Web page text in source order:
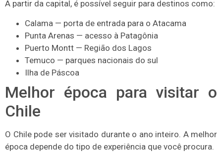
A partir da capital, é possível seguir para destinos como:
Calama — porta de entrada para o Atacama
Punta Arenas — acesso à Patagônia
Puerto Montt — Região dos Lagos
Temuco — parques nacionais do sul
Ilha de Páscoa
Melhor época para visitar o
Chile
O Chile pode ser visitado durante o ano inteiro. A melhor
época depende do tipo de experiência que você procura.